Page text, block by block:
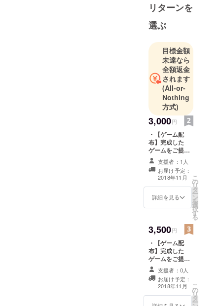
たい！そん
なプロダク
トを目指し
て、製品を
提供してい
ます。私た
ちが使いた
い良い製品
は、多くの
人が求めて
いるはず！
そんなコン
セプトのも
と、常に製
品を提供し
ていきたい
と思ってい
リターンを
選ぶ
目標金額
未達なら
全額返金
されます
(All-or-
Nothing
方式)
3,000円
・【ゲーム配
布】完成した
ゲームをご提供
致します。 ・お
礼のメッセージ
を差し上げま
す。
支援者：1人
お届け予定：
2018年11月
詳細を見る
こ
の
リ
タ
ー
ン
を
選
択
す
る
3,500円
・【ゲーム配
布】完成した
ゲームをご提供
致します。 ・
【攻略法配布】
クリアーまでの
攻略法をご提供
致します（見な
支援者：0人
お届け予定：
2018年11月
こ
の
リ
タ
ー